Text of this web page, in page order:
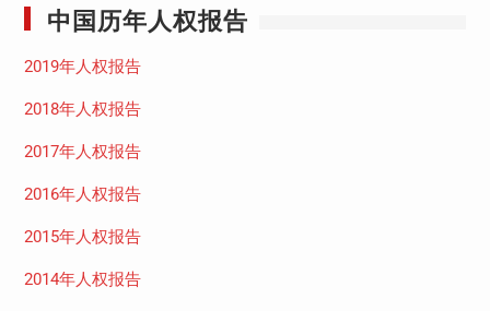
中国历年人权报告
2019年人权报告
2018年人权报告
2017年人权报告
2016年人权报告
2015年人权报告
2014年人权报告